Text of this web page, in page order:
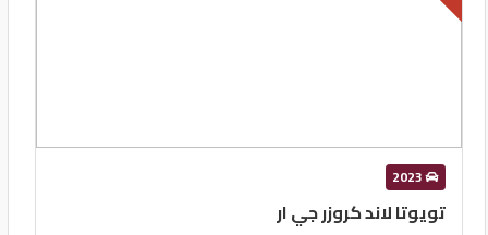
2023
تويوتا لاند كروزر جي ار